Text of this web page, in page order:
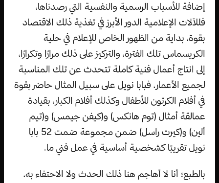
إضافة للأسباب الرسمية والنفسية التي رصدناها،
فللآلات الإعلامية الدور الأبرز في تغذية ذلك الاقتصاد
بقوة، بداية من الظهور الخاص للإعلام في حلية
الكريسماس تلك الفترة، والتركيز على ذلك مرارًا وتكرارًا،
إلى انتاج أعمال فنية كاملة تتحدث عن تلك المناسبة
لجميع الأعمار، فبابا نويل على سبيل المثال حاضر بقوة
في أفلام الكرتون للأطفال وكذلك أفلام الكبار، بقيادة
عمالقة أمثال (توم هانكس) و(كيفن جيمس) و(تيم
ألين) و(كيرت راسل) ضمن مجموعة ضمت 52 بابا
نويل تقريبًا كشخصية أساسية في عمل فني ما.
بالطبع؛ أنا لا أهاجم هنا ذلك الحدث ولا الاحتفاء به،